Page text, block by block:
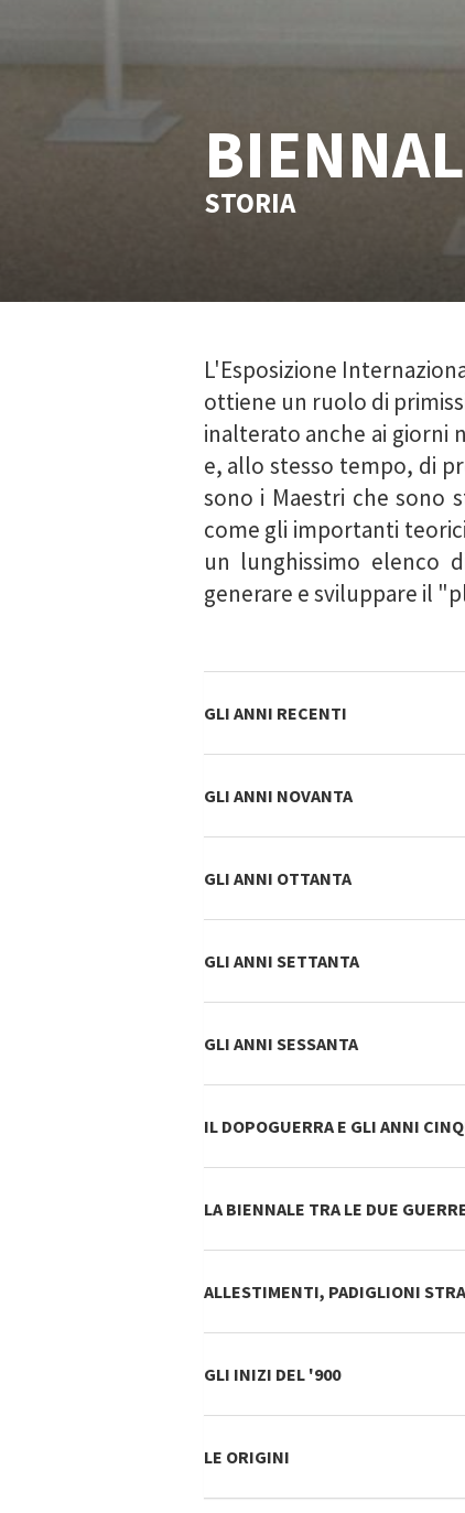
STORIA
L'Esposizione
ottiene un ruolo di
inalterato anche ai giorni
e, allo stesso tempo, di
sono i Maestri che sono
come gli importanti
un lunghissimo elenco
generare e sviluppare il
GLI ANNI RECENTI
GLI ANNI NOVANTA
GLI ANNI OTTANTA
GLI ANNI SETTANTA
GLI ANNI SESSANTA
IL DOPOGUERRA E GLI ANNI
LA BIENNALE TRA LE DUE
ALLESTIMENTI, PADIGLIONI
GLI INIZI DEL '900
LE ORIGINI